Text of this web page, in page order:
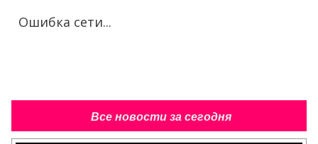
Ошибка сети...
Все новости за сегодня